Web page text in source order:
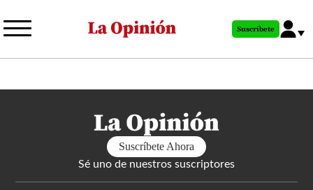
al
principal
Suscríbete
Suscríbete Ahora
Sé uno de nuestros suscriptores